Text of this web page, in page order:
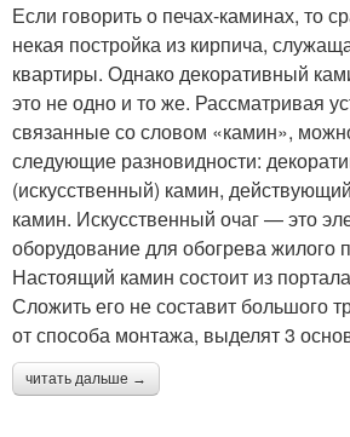
Если говорить о печах-каминах, то
некая постройка из кирпича,
квартиры. Однако декоративный
это не одно и то же. Рассматривая
связанные со словом «камин»,
следующие разновидности:
(искусственный) камин,
камин. Искусственный очаг — это
оборудование для обогрева жилого
Настоящий камин состоит из
Сложить его не составит большого
от способа монтажа, выделят 3
читать дальше →